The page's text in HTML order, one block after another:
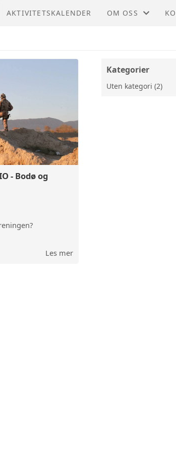
AKTIVITETSKALENDER OM OSS
- Bodø og
Les mer
Kategorier
Uten kategori (2)